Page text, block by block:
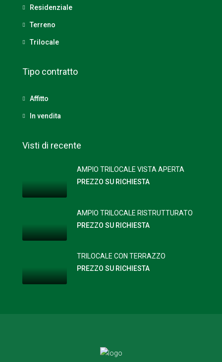
Residenziale
Terreno
Trilocale
Tipo contratto
Affitto
In vendita
Visti di recente
AMPIO TRILOCALE VISTA APERTA
PREZZO SU RICHIESTA
AMPIO TRILOCALE RISTRUTTURATO
PREZZO SU RICHIESTA
TRILOCALE CON TERRAZZO
PREZZO SU RICHIESTA